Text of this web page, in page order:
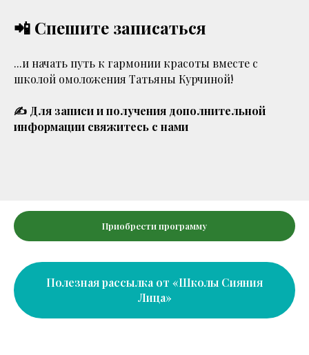
📲 Спешите записаться
...и начать путь к гармонии красоты вместе с
школой омоложения Татьяны Курчиной!
✍️ Для записи и получения дополнительной
информации свяжитесь с нами
Приобрести программу
Полезная рассылка от «Школы Сияния
Лица»